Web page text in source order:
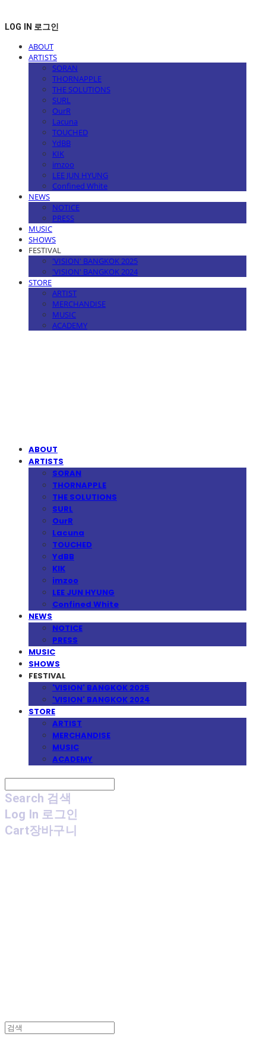
LOG IN 로그인
ABOUT
ARTISTS
SORAN
THORNAPPLE
THE SOLUTIONS
SURL
OurR
Lacuna
TOUCHED
YdBB
KIK
imzoo
LEE JUN HYUNG
Confined White
NEWS
NOTICE
PRESS
MUSIC
SHOWS
FESTIVAL
'VISION' BANGKOK 2025
'VISION' BANGKOK 2024
STORE
ARTIST
MERCHANDISE
MUSIC
ACADEMY
ABOUT
ARTISTS
SORAN
THORNAPPLE
THE SOLUTIONS
SURL
OurR
Lacuna
TOUCHED
YdBB
KIK
imzoo
LEE JUN HYUNG
Confined White
NEWS
NOTICE
PRESS
MUSIC
SHOWS
FESTIVAL
'VISION' BANGKOK 2025
'VISION' BANGKOK 2024
STORE
ARTIST
MERCHANDISE
MUSIC
ACADEMY
Search 검색
Log In 로그인
Cart장바구니